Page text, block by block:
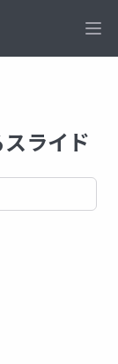
ライド